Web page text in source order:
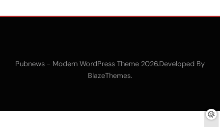
Pubnews - Modern WordPress Theme 2026.Developed By
BlazeThemes.